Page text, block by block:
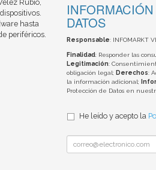
Rubio,
hasta
periféricos.
DATOS
Responsable: INFOMARKT
Finalidad: Responder las
Legitimación:
obligación legal; Derechos:
la información adicional;
Protección de Datos en
He leído y acepto la